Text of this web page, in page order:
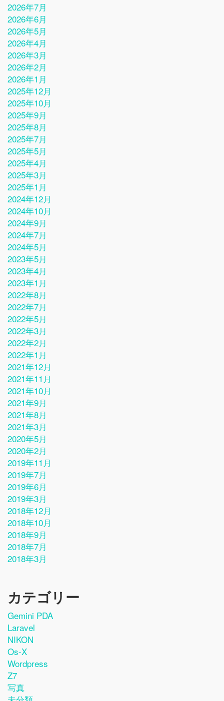
2026年7月
2026年6月
2026年5月
2026年4月
2026年3月
2026年2月
2026年1月
2025年12月
2025年10月
2025年9月
2025年8月
2025年7月
2025年5月
2025年4月
2025年3月
2025年1月
2024年12月
2024年10月
2024年9月
2024年7月
2024年5月
2023年5月
2023年4月
2023年1月
2022年8月
2022年7月
2022年5月
2022年3月
2022年2月
2022年1月
2021年12月
2021年11月
2021年10月
2021年9月
2021年8月
2021年3月
2020年5月
2020年2月
2019年11月
2019年7月
2019年6月
2019年3月
2018年12月
2018年10月
2018年9月
2018年7月
2018年3月
カテゴリー
Gemini PDA
Laravel
NIKON
Os-X
Wordpress
Z7
写真